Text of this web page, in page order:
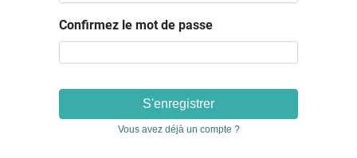
Confirmez le mot de passe
S'enregistrer
Vous avez déjà un compte ?